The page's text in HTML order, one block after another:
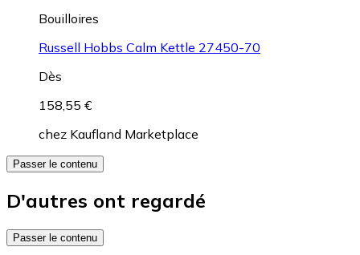
Bouilloires
Russell Hobbs Calm Kettle 27450-70
Dès
158,55 €
chez Kaufland Marketplace
Passer le contenu
D'autres ont regardé
Passer le contenu